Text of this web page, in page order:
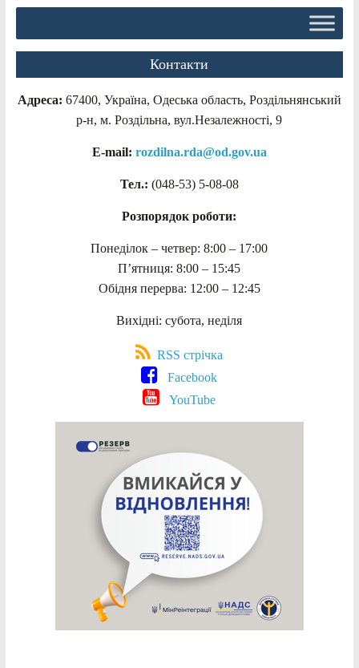
Контакти
Адреса: 67400, Україна, Одеська область, Роздільнянський
р-н, м. Роздільна, вул.Незалежності, 9
E-mail: rozdilna.rda@od.gov.ua
Тел.: (048-53) 5-08-08
Розпорядок роботи:
Понеділок – четвер: 8:00 – 17:00
П’ятниця: 8:00 – 15:45
Обідня перерва: 12:00 – 12:45
Вихідні: субота, неділя
RSS стрічка
Facebook
YouTube